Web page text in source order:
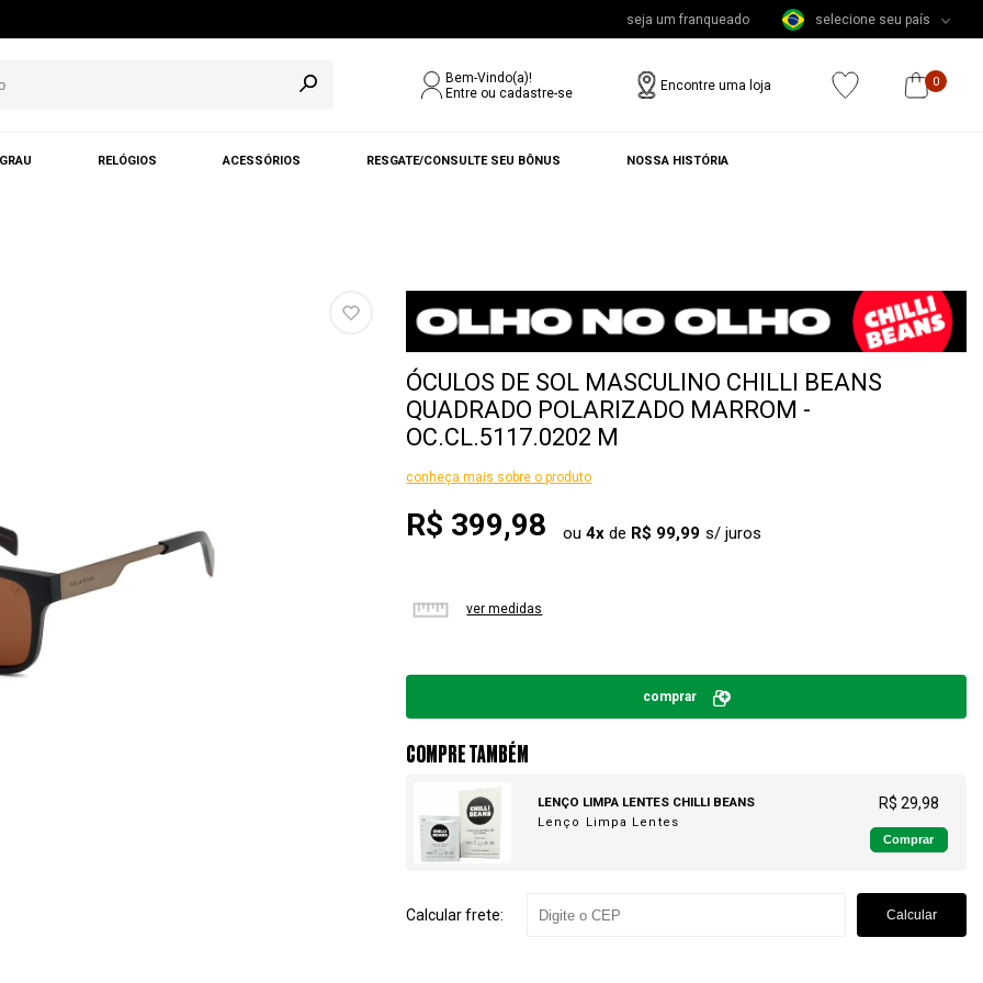
seja um franqueado selecione seu país
Bem-Vindo(a)!
Entre ou cadastre-se
Encontre uma loja 0
RELÓGIOS ACESSÓRIOS RESGATE/CONSULTE SEU BÔNUS NOSSA HISTÓRIA
ÓCULOS DE SOL MASCULINO CHILLI BEANS
QUADRADO POLARIZADO MARROM -
OC.CL.5117.0202 M
conheça mais sobre o produto
R$ 399,98 ou4x de R$ 99,99
ver medidas
comprar
COMPRE TAMBÉM
LENÇO LIMPA LENTES CHILLI BEANS
Lenço Limpa Lentes
R$ 29,98
Comprar
Calcular frete: Calcular